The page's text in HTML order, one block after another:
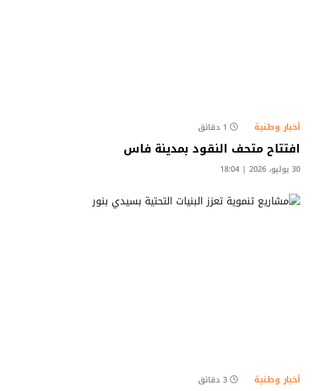
أخبار وطنية 1 دقائق
افتتاح متحف النقود بمدينة فاس
30 يوليو، 2026 | 18:04
أخبار وطنية 3 دقائق